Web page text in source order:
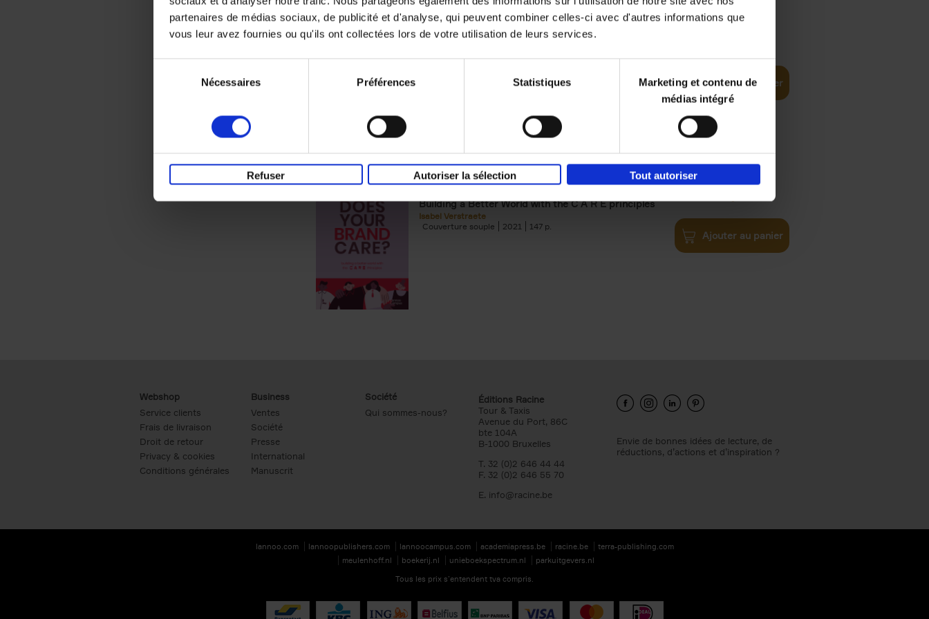
partenaires de médias sociaux, de publicité et d'analyse, qui peuvent combiner celles-ci avec d'autres informations que
vous leur avez fournies ou qu'ils ont collectées lors de votre utilisation de leurs services.
Nécessaires Préférences Statistiques
Marketing et contenu de
médias intégré
Refuser Autoriser la sélection Tout autoriser
Building Bonds = Building Business
Ajouter au panier
Does Your Brand Care?
Building a Better World with the C A R E principles
Isabel Verstraete
Couverture souple
2021 147
€34,99
Ajouter au panier
Webshop
Service clients
Frais de livraison
Droit de retour
Privacy & cookies
Conditions générales
Business
Ventes
Société
Presse
International
Manuscrit
Société
Qui sommes-nous?
Éditions Racine
Tour & Taxis
Avenue du Port, 86C
bte 104A
B-1000 Bruxelles
T. 32 (0)2 646 44 44
F. 32 (0)2 646 55 70
E. info@racine.be
Envie de bonnes idées de lecture, de
réductions, d’actions et d’inspiration ?
lannoo.com lannoopublishers.com lannoocampus.com academiapress.be racine.be
terra-publishing.com
meulenhoff.nl
boekerij.nl unieboekspectrum.nl
parkuitgevers.nl
Tous les prix s’entendent tva compris.